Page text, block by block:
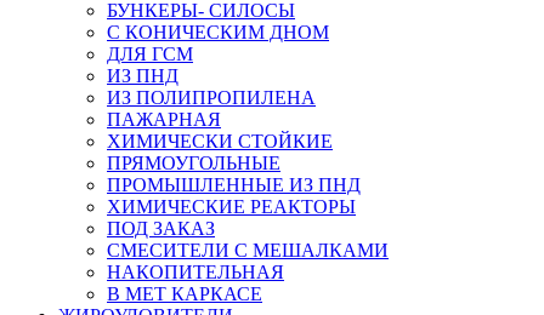
БУНКЕРЫ- СИЛОСЫ
С КОНИЧЕСКИМ ДНОМ
ДЛЯ ГСМ
ИЗ ПНД
ИЗ ПОЛИПРОПИЛЕНА
ПАЖАРНАЯ
ХИМИЧЕСКИ СТОЙКИЕ
ПРЯМОУГОЛЬНЫЕ
ПРОМЫШЛЕННЫЕ ИЗ ПНД
ХИМИЧЕСКИЕ РЕАКТОРЫ
ПОД ЗАКАЗ
СМЕСИТЕЛИ С МЕШАЛКАМИ
НАКОПИТЕЛЬНАЯ
В МЕТ КАРКАСЕ